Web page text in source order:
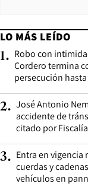
LO MÁS LEÍDO
1. Robo con
Cordero termina
persecución
2. José Antonio
accidente de
citado por Fiscalía
3. Entra en
cuerdas y
vehículos en